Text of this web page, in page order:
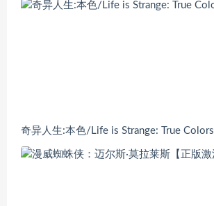
奇异人生:本色/Life is Strange: True Colors